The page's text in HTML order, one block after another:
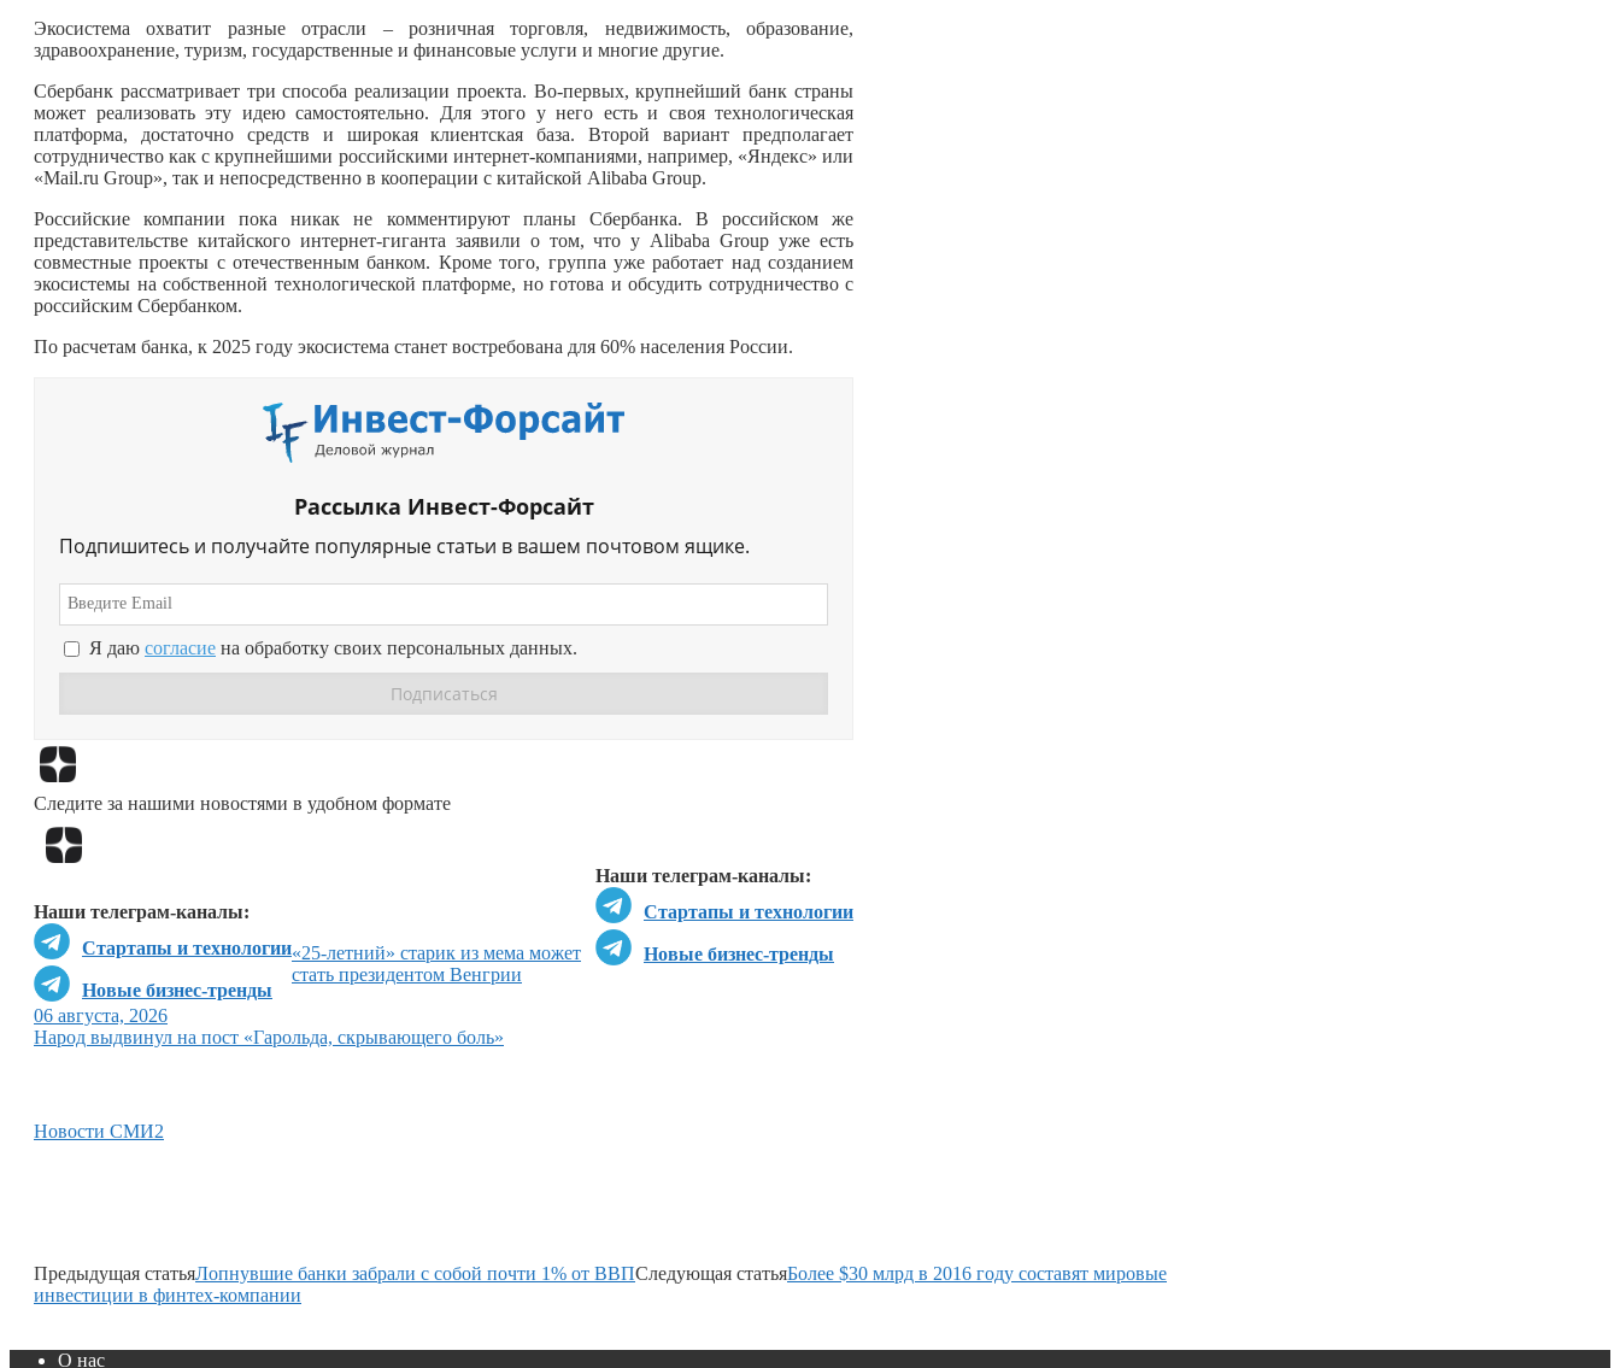
Экосистема охватит разные отрасли – розничная торговля, недвижимость, образование,
здравоохранение, туризм, государственные и финансовые услуги и многие другие.
Сбербанк рассматривает три способа реализации проекта. Во-первых, крупнейший банк страны
может реализовать эту идею самостоятельно. Для этого у него есть и своя технологическая
платформа, достаточно средств и широкая клиентская база. Второй вариант предполагает
сотрудничество как с крупнейшими российскими интернет-компаниями, например, «Яндекс» или
«Mail.ru Group», так и непосредственно в кооперации с китайской Alibaba Group.
Российские компании пока никак не комментируют планы Сбербанка. В российском же
представительстве китайского интернет-гиганта заявили о том, что у Alibaba Group уже есть
совместные проекты с отечественным банком. Кроме того, группа уже работает над созданием
экосистемы на собственной технологической платформе, но готова и обсудить сотрудничество с
российским Сбербанком.
По расчетам банка, к 2025 году экосистема станет востребована для 60% населения России.
Рассылка Инвест-Форсайт
Подпишитесь и получайте популярные статьи в вашем почтовом ящике.
Я даю согласие на обработку своих персональных данных.
Следите за нашими новостями в удобном формате
Наши телеграм-каналы:
Стартапы и технологии
Новые бизнес-тренды
Наши телеграм-каналы:
Стартапы и технологии
Новые бизнес-тренды
«25-летний» старик из мема может
стать президентом Венгрии
06 августа, 2026
Народ выдвинул на пост «Гарольда, скрывающего боль»
Новости СМИ2
Предыдущая статьяЛопнувшие банки забрали с собой почти 1% от ВВПСледующая статьяБолее $30 млрд в 2016 году составят мировые
инвестиции в финтех-компании
О нас